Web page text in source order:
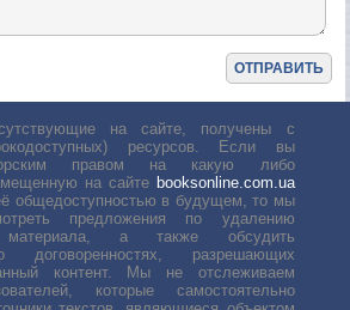
на сайте, получены с
ресурсов. Если вы
правом на какую либо
на сайте booksonline.com.ua
общедоступностью в будущем, то мы
предложения по удалению
материала, а также обсудить
договоренностях, разрешающих
контент. Мы не отслеживаем
которые самостоятельно